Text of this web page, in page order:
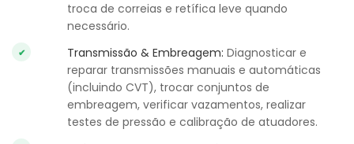
troca de correias e retífica leve quando
necessário.
Transmissão & Embreagem: Diagnosticar e
reparar transmissões manuais e automáticas
(incluindo CVT), trocar conjuntos de
embreagem, verificar vazamentos, realizar
testes de pressão e calibração de atuadores.